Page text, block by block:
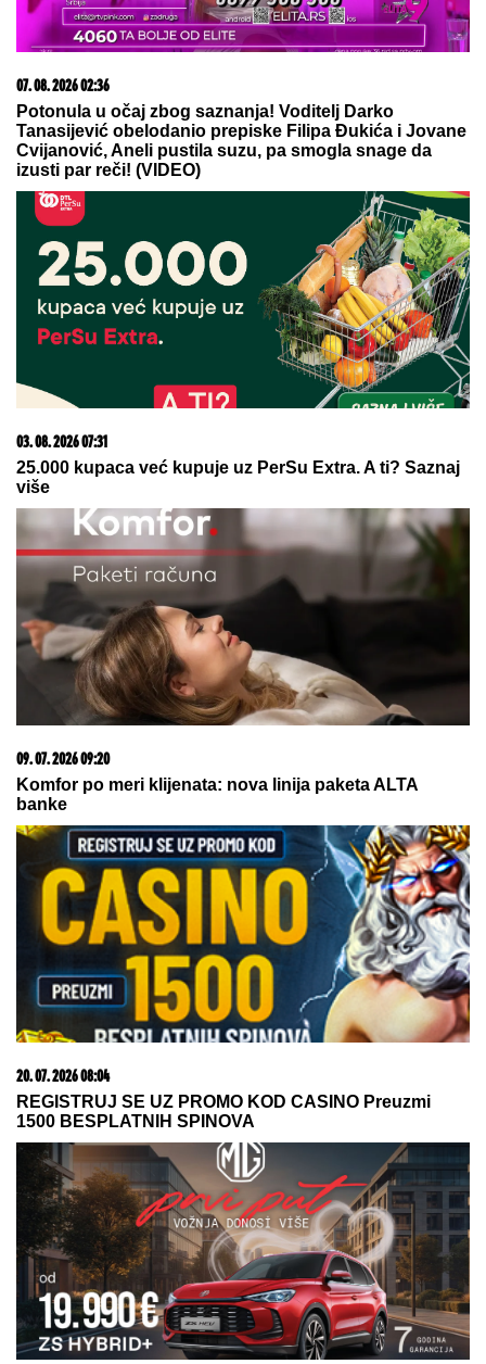
07. 08. 2026 02:36
Potonula u očaj zbog saznanja! Voditelj Darko
Tanasijević obelodanio prepiske Filipa Đukića i Jovane
Cvijanović, Aneli pustila suzu, pa smogla snage da
izusti par reči! (VIDEO)
03. 08. 2026 07:31
25.000 kupaca već kupuje uz PerSu Extra. A ti? Saznaj
više
09. 07. 2026 09:20
Komfor po meri klijenata: nova linija paketa ALTA
banke
20. 07. 2026 08:04
REGISTRUJ SE UZ PROMO KOD CASINO Preuzmi
1500 BESPLATNIH SPINOVA